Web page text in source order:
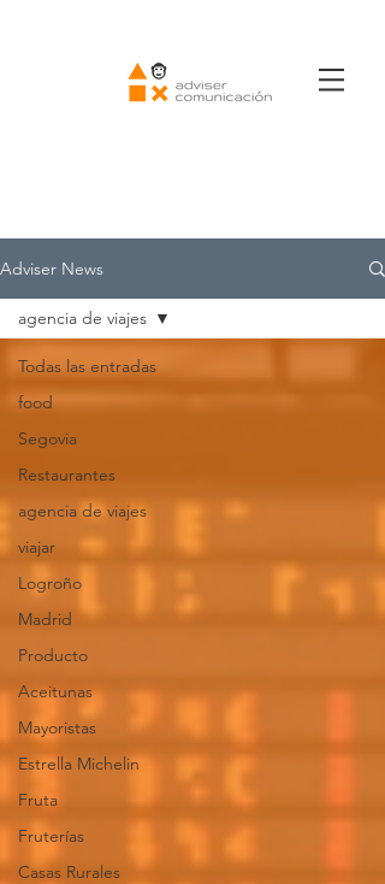
Adviser News
Todas las entradas
food
Segovia
Restaurantes
agencia de viajes
viajar
Logroño
Madrid
Producto
Aceitunas
Mayoristas
Estrella Michelin
Fruta
Fruterías
Casas Rurales
agencia de viajes